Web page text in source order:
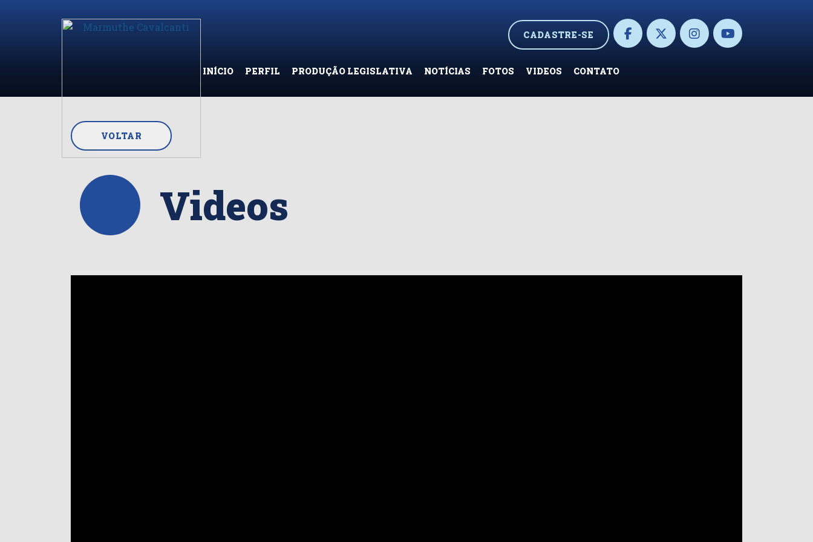
CADASTRE-SE
INÍCIO PERFIL PRODUÇÃO LEGISLATIVA NOTÍCIAS FOTOS VIDEOS CONTATO
VOLTAR
Videos